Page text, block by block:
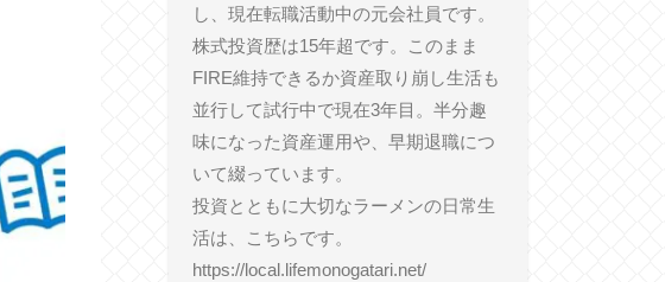
し、現在転職活動中の元会社員です。
株式投資歴は15年超です。このまま
FIRE維持できるか資産取り崩し生活も
並行して試行中で現在3年目。半分趣
味になった資産運用や、早期退職につ
いて綴っています。
投資とともに大切なラーメンの日常生
活は、こちらです。
https://local.lifemonogatari.net/